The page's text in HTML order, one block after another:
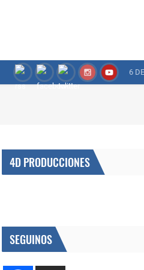
6
4D PRODUCCIONES
SEGUINOS